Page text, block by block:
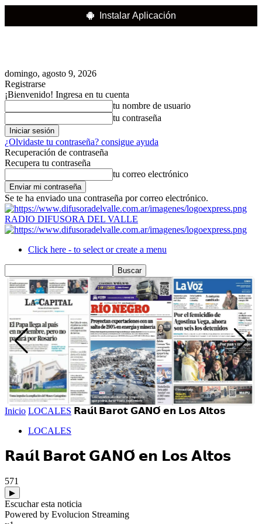
Instalar Aplicación
domingo, agosto 9, 2026
Registrarse
¡Bienvenido! Ingresa en tu cuenta
tu nombre de usuario
tu contraseña
¿Olvidaste tu contraseña? consigue ayuda
Recuperación de contraseña
Recupera tu contraseña
tu correo electrónico
Se te ha enviado una contraseña por correo electrónico.
RADIO DIFUSORA DEL VALLE
Click here - to select or create a menu
Inicio LOCALES 𝗥𝗮𝘂́𝗹 𝗕𝗮𝗿𝗼𝘁 𝗚𝗔𝗡𝗢́ 𝗲𝗻 𝗟𝗼𝘀 𝗔𝗹𝘁𝗼𝘀
LOCALES
𝗥𝗮𝘂́𝗹 𝗕𝗮𝗿𝗼𝘁 𝗚𝗔𝗡𝗢́ 𝗲𝗻 𝗟𝗼𝘀 𝗔𝗹𝘁𝗼𝘀
571
▶
Escuchar esta noticia
Powered by Evolucion Streaming